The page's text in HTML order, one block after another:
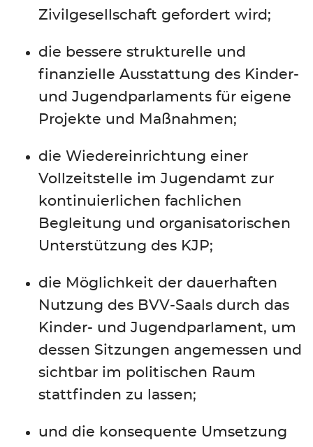
Zivilgesellschaft gefordert wird;
die bessere strukturelle und
finanzielle Ausstattung des Kinder-
und Jugendparlaments für eigene
Projekte und Maßnahmen;
die Wiedereinrichtung einer
Vollzeitstelle im Jugendamt zur
kontinuierlichen fachlichen
Begleitung und organisatorischen
Unterstützung des KJP;
die Möglichkeit der dauerhaften
Nutzung des BVV-Saals durch das
Kinder- und Jugendparlament, um
dessen Sitzungen angemessen und
sichtbar im politischen Raum
stattfinden zu lassen;
und die konsequente Umsetzung